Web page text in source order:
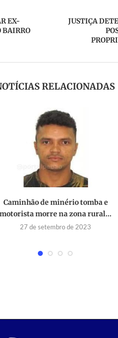
EX-
BAIRRO
JUSTIÇA
RELACIONADAS
Caminhão de minério tomba e
motorista morre na zona rural...
27 de setembro de 2023